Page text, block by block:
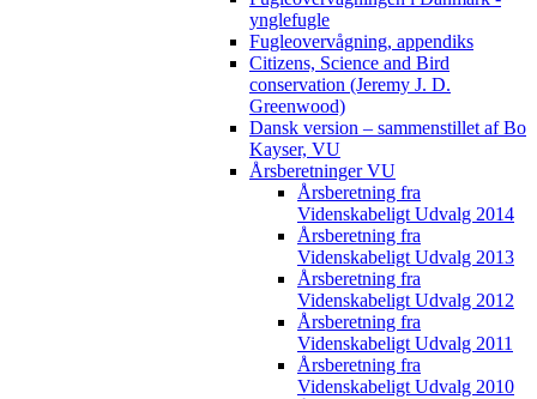
ynglefugle
Fugleovervågning, appendiks
Citizens, Science and Bird
conservation (Jeremy J. D.
Greenwood)
Dansk version – sammenstillet af Bo
Kayser, VU
Årsberetninger VU
Årsberetning fra
Videnskabeligt Udvalg 2014
Årsberetning fra
Videnskabeligt Udvalg 2013
Årsberetning fra
Videnskabeligt Udvalg 2012
Årsberetning fra
Videnskabeligt Udvalg 2011
Årsberetning fra
Videnskabeligt Udvalg 2010